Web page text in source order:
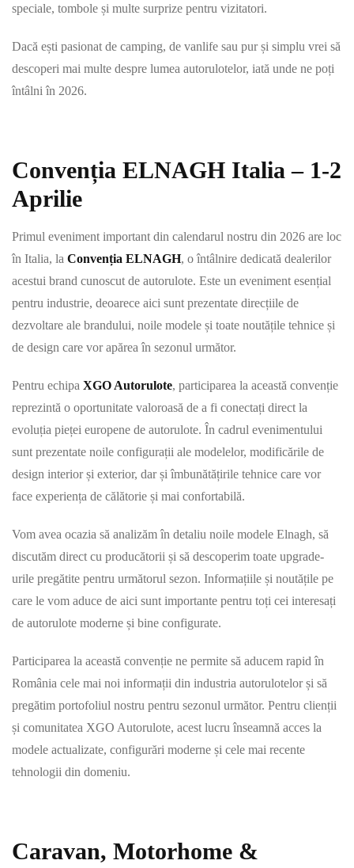
speciale, tombole și multe surprize pentru vizitatori.
Dacă ești pasionat de camping, de vanlife sau pur și simplu vrei să
descoperi mai multe despre lumea autorulotelor, iată unde ne poți
întâlni în 2026.
Convenția ELNAGH Italia – 1-2
Aprilie
Primul eveniment important din calendarul nostru din 2026 are loc
în Italia, la Convenția ELNAGH, o întâlnire dedicată dealerilor
acestui brand cunoscut de autorulote. Este un eveniment esențial
pentru industrie, deoarece aici sunt prezentate direcțiile de
dezvoltare ale brandului, noile modele și toate noutățile tehnice și
de design care vor apărea în sezonul următor.
Pentru echipa XGO Autorulote, participarea la această convenție
reprezintă o oportunitate valoroasă de a fi conectați direct la
evoluția pieței europene de autorulote. În cadrul evenimentului
sunt prezentate noile configurații ale modelelor, modificările de
design interior și exterior, dar și îmbunătățirile tehnice care vor
face experiența de călătorie și mai confortabilă.
Vom avea ocazia să analizăm în detaliu noile modele Elnagh, să
discutăm direct cu producătorii și să descoperim toate upgrade-
urile pregătite pentru următorul sezon. Informațiile și noutățile pe
care le vom aduce de aici sunt importante pentru toți cei interesați
de autorulote moderne și bine configurate.
Participarea la această convenție ne permite să aducem rapid în
România cele mai noi informații din industria autorulotelor și să
pregătim portofoliul nostru pentru sezonul următor. Pentru clienții
și comunitatea XGO Autorulote, acest lucru înseamnă acces la
modele actualizate, configurări moderne și cele mai recente
tehnologii din domeniu.
Caravan, Motorhome &